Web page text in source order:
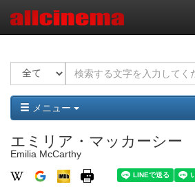
メニュー
エミリア・マッカーシー
Emilia McCarthy